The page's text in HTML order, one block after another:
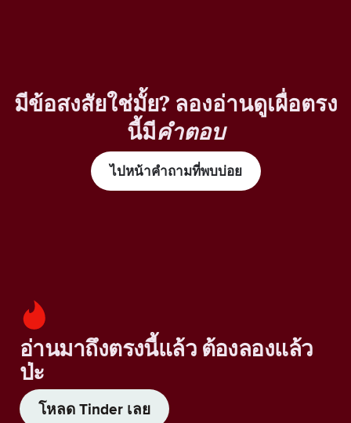
มีข้อสงสัยใช่มั้ย? ลองอ่านดูเผื่อตรง
นี้มีคำตอบ
ไปหน้าคำถามที่พบบ่อย
อ่านมาถึงตรงนี้แล้ว ต้องลองแล้ว
ป่ะ
โหลด Tinder เลย